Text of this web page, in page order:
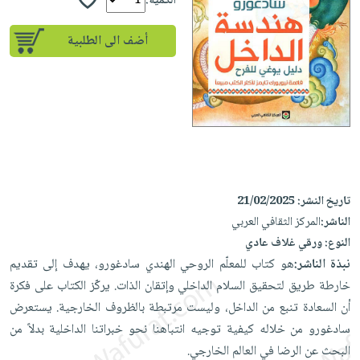
إختياراتنا
كتب
أكاديمية
صندوق
القراءة
iKitab
بلا
حدود
أسئلة
يتكرر
على
Android
تحميل
iKitab
على
Apple
أسئلة
يتكرر
طرحها
تحميل
masmu3
على
masmu3
على
Apple
المواضيع
الأكثر
مبيعاً
إختياراتنا
وسائل
جوائز
تعليمية
الصحة
والعناية
الشخصية
جديد
العناية
الشخصية
العناية
وتصفيف
الشعر
العناية
بالجسم
والسفرة
جديد
الكل
أواني
الطهي
أدوات
متجر
الهدايا
أقسام
أضف الى الطلبية
تاريخ النشر:21/02/2025
الناشر:المركز الثقافي العربي
النوع:ورقي غلاف عادي
نبذة الناشر:هو كتاب للمعلّم الروحي الهندي سادغورو، يهدف إلى تقديم
خارطة طريق لتحقيق السلام الداخلي وإتقان الذات. يركّز الكتاب على فكرة
أن السعادة تنبع من الداخل، وليست مرتبطة بالظروف الخارجية. يستعرض
سادغورو من خلاله كيفية توجيه انتباهنا نحو خبراتنا الداخلية بدلاً من
البحث عن الرضا في العالم الخارجي.